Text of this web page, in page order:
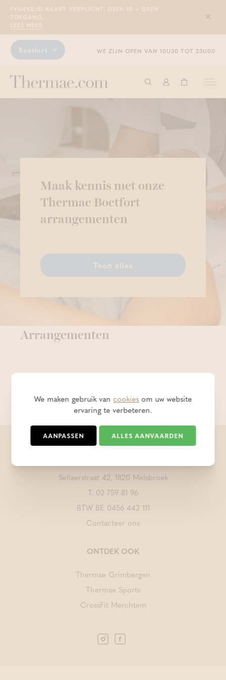
FYSIEKE ID-KAART VERPLICHT. GEEN ID = GEEN
TOEGANG.
LEES MEER
Sluit
Boetfort WE ZIJN OPEN VAN 10U30 TOT 23U00
Start met zoeken
Aanmelden
Maak kennis met onze
Thermae Boetfort
arrangementen
Toon alles
Arrangementen
Sellaerstraat 42, 1820 Melsbroek
T. 02 759 81 96
BTW BE 0456 442 111
Contacteer ons
ONTDEK OOK
Thermae Grimbergen
Thermae Sports
CrossFit Merchtem
We maken gebruik vancookiesom uw website
ervaring te verbeteren.
AANPASSEN ALLES AANVAARDEN